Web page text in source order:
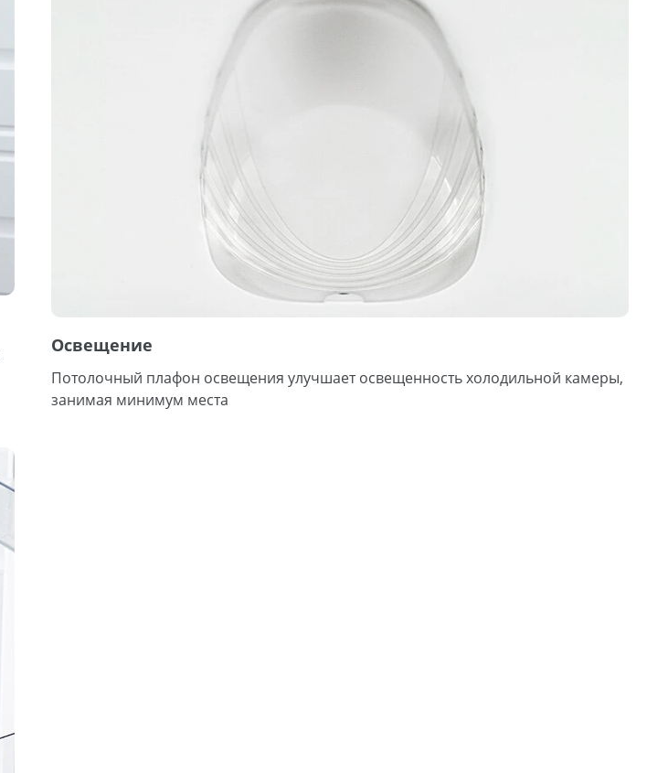
Освещение
Потолочный плафон освещения улучшает освещенность холодильной камеры,
занимая минимум места